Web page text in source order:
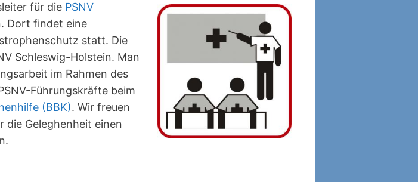
für die PSNV
Dort findet eine
statt. Die
Schleswig-Holstein. Man
im Rahmen des
Führungskräfte beim
(BBK). Wir freuen
die Geleghenheit einen